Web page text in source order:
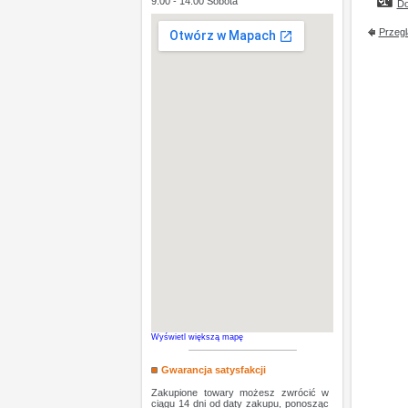
Wyświetl większą mapę
Gwarancja satysfakcji
Zakupione towary możesz zwrócić w
ciągu 14 dni od daty zakupu, ponosząc